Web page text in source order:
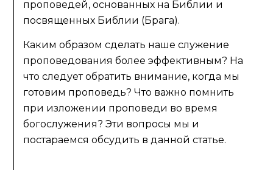
проповедей, основанных на Библии и
посвященных Библии (Брага).
Каким образом сделать наше служение
проповедования более эффективным? На
что следует обратить внимание, когда мы
готовим проповедь? Что важно помнить
при изложении проповеди во время
богослужения? Эти вопросы мы и
постараемся обсудить в данной статье.